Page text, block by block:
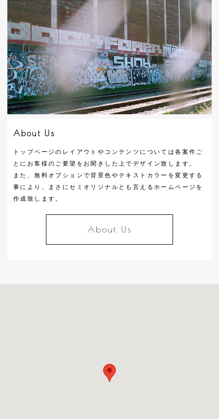
About Us
トップページのレイアウトやコンテンツについては各案件ご
とにお客様のご要望をお聞きした上でデザイン致します。
また、無料オプションで背景色やテキストカラーを変更する
事により、まさにセミオリジナルとも言えるホームページを
作成致します。
About Us